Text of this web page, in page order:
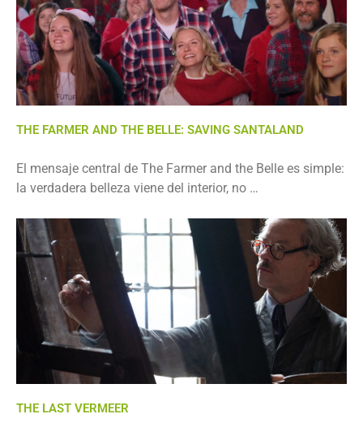
THE FARMER AND THE BELLE: SAVING SANTALAND
El mensaje central de The Farmer and the Belle es simple:
la verdadera belleza viene del interior, no …
THE LAST VERMEER